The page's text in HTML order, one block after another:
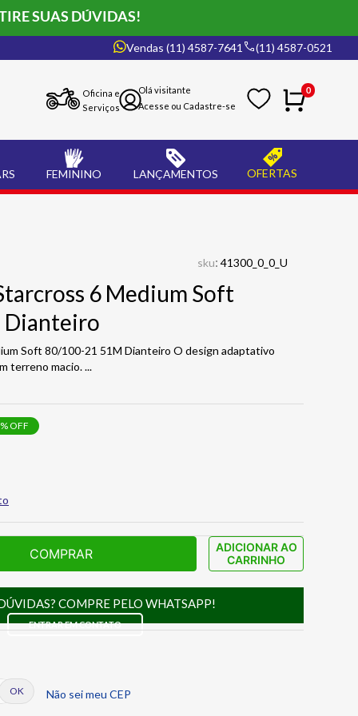
SUAS DÚVIDAS!
Vendas (11) 4587-7641 (11) 4587-0521
Oficina e
Serviços
0
FEMININO LANÇAMENTOS OFERTAS
sku: 41300_0_0_U
6 Medium Soft
Dianteiro
Soft 80/100-21 51M Dianteiro O design adaptativo
terreno macio....
% OFF
COMPRAR
ADICIONAR AO
CARRINHO
COMPRE PELO WHATSAPP!
ENTRAR EM CONTATO
Não sei meu CEP